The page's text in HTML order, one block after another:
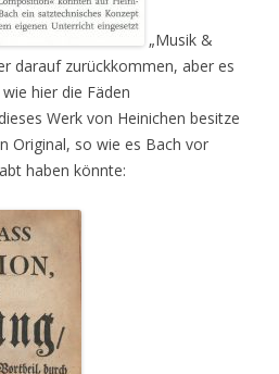
„Musik &
darauf zurückkommen, aber es
hier die Fäden
Werk von Heinichen besitze
Original, so wie es Bach vor
haben könnte: